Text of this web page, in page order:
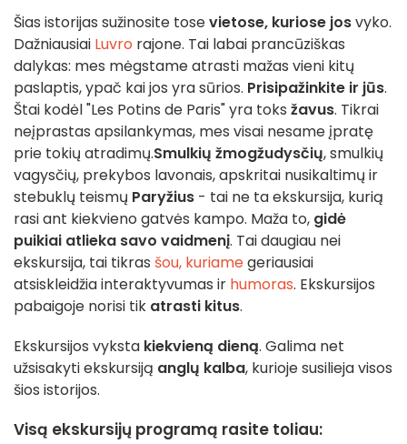
Šias istorijas sužinosite tosevietose, kuriose josvyko.
Dažniausiai Luvro rajone. Tai labai prancūziškas
dalykas: mes mėgstame atrasti mažas vieni kitų
paslaptis, ypač kai jos yra sūrios. Prisipažinkite ir jūs.
Štai kodėl "Les Potins de Paris" yra toks žavus. Tikrai
neįprastas apsilankymas, mes visai nesame įpratę
prie tokių atradimų.Smulkių žmogžudysčių, smulkių
vagysčių, prekybos lavonais, apskritai nusikaltimų ir
stebuklų teismų Paryžius - tai ne ta ekskursija, kurią
rasi ant kiekvieno gatvės kampo. Maža to, gidė
puikiai atlieka savo vaidmenį. Tai daugiau nei
ekskursija, tai tikras šou, kuriamegeriausiai
atsiskleidžia interaktyvumas ir humoras. Ekskursijos
pabaigoje norisi tik atrasti kitus.
Ekskursijos vyksta kiekvieną dieną. Galima net
užsisakyti ekskursiją anglų kalba, kurioje susilieja visos
šios istorijos.
Visą ekskursijų programą rasite toliau: